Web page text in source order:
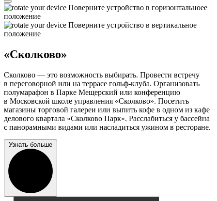
Поверните устройство в горизонтальноее
положение
Поверните устройство в вертикальное
положение
«Сколково»
Сколково — это возможность выбирать. Провести встречу
в переговорной или на террасе гольф-клуба. Организовать
полумарафон в Парке Мещерский или конференцию
в Московской школе управления «Сколково». Посетить
магазины торговой галереи или выпить кофе в одном из кафе
делового квартала «Сколково Парк». Расслабиться у бассейна
с панорамными видами или насладиться ужином в ресторане.
Узнать больше